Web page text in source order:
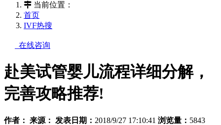
当前位置：
首页
IVF热搜
在线咨询
赴美试管婴儿流程详细分解，
完善攻略推荐!
作者： 来源： 发表日期： 2018/9/27 17:10:41 浏览量： 5843